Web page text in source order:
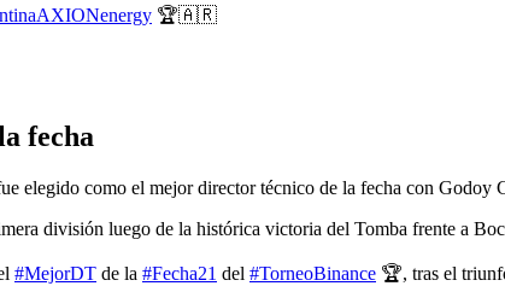
🏆🇦🇷
fecha
elegido como el mejor director técnico de la fecha con Godoy
división luego de la histórica victoria del Tomba frente a
#MejorDT de la #Fecha21 del #TorneoBinance 🏆, tras el